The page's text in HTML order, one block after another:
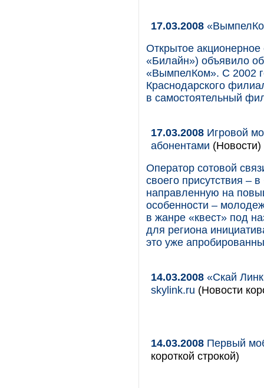
17.03.2008
Открытое
«Билайн») объявило
«ВымпелКом». С 2002
Краснодарского
в самостоятельный
17.03.2008 Игровой
абонентами (Новости)
Оператор сотовой
своего присутствия –
направленную на
особенности –
в жанре «квест» под
для региона
это уже
14.03.2008 «Скай
skylink.ru (Новости
14.03.2008 Первый
короткой строкой)